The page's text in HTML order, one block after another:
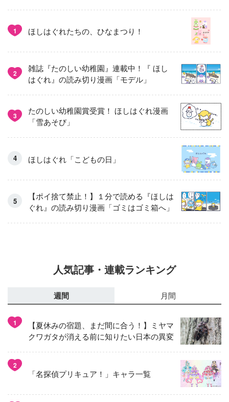
1 ほしはぐれたちの、ひなまつり！
2
雑誌『たのしい幼稚園』連載中！『 ほし
はぐれ』の読み切り漫画「モデル」
3
たのしい幼稚園賞受賞！ ほしはぐれ漫画
「雪あそび」
ほしはぐれ「こどもの日」
【ポイ捨て禁止！】１分で読める『ほしは
ぐれ』の読み切り漫画「ゴミはゴミ箱へ」
人気記事・連載ランキング
週間 月間
1
【夏休みの宿題、まだ間に合う！】ミヤマ
クワガタが消える前に知りたい日本の異変
2
「名探偵プリキュア！」キャラ一覧